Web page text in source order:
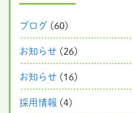
ブログ (60)
お知らせ (26)
お知らせ (16)
採用情報 (4)